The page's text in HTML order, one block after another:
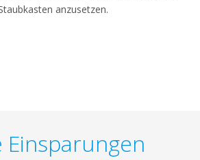
anzusetzen.
Einsparungen